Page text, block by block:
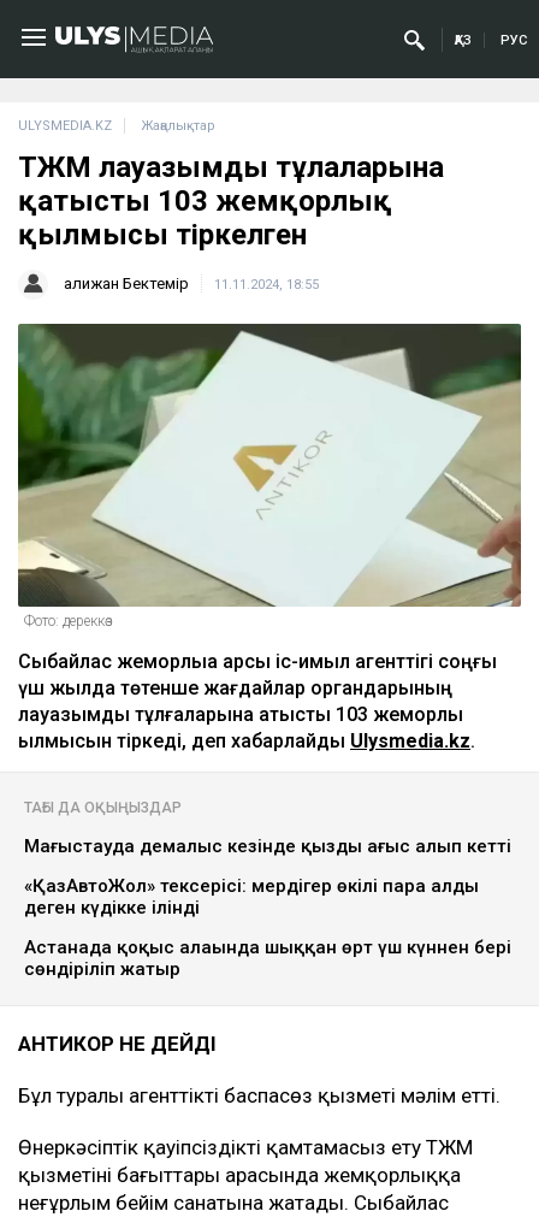
ҚАЗ РУС
ULYSMEDIA.KZ Жаңалықтар
ТЖМ лауазымды тұлғаларына
қатысты 103 жемқорлық
қылмысы тіркелген
Қалижан Бектемір 11.11.2024, 18:55
Фото: дереккөз
Сыбайлас жемқорлыққа қарсы іс-қимыл агенттігі соңғы
үш жылда төтенше жағдайлар органдарының
лауазымды тұлғаларына қатысты 103 жемқорлық
қылмысын тіркеді, деп хабарлайды Ulysmedia.kz.
ТАҒЫ ДА ОҚЫҢЫЗДАР
Маңғыстауда демалыс кезінде қызды ағыс алып кетті
«ҚазАвтоЖол» тексерісі: мердігер өкілі пара алды
деген күдікке ілінді
Астанада қоқыс алаңында шыққан өрт үш күннен бері
сөндіріліп жатыр
АНТИКОР НЕ ДЕЙДІ
Бұл туралы агенттіктің баспасөз қызметі мәлім етті.
Өнеркәсіптік қауіпсіздікті қамтамасыз ету ТЖМ
қызметінің бағыттары арасында жемқорлыққа
неғұрлым бейім санатына жатады. Сыбайлас